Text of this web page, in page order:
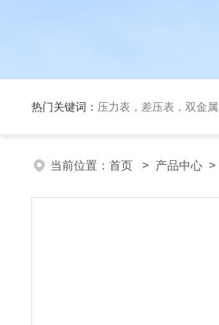
热门关键词： 压力表，差压表，双金
当前位置： 首页 > 产品中心 >